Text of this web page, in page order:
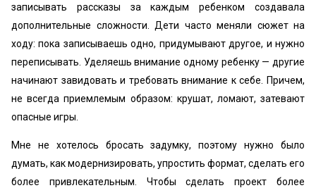
записывать рассказы за каждым ребенком создавала
дополнительные сложности. Дети часто меняли сюжет на
ходу: пока записываешь одно, придумывают другое, и нужно
переписывать. Уделяешь внимание одному ребенку — другие
начинают завидовать и требовать внимание к себе. Причем,
не всегда приемлемым образом: крушат, ломают, затевают
опасные игры.
Мне не хотелось бросать задумку, поэтому нужно было
думать, как модернизировать, упростить формат, сделать его
более привлекательным. Чтобы сделать проект более